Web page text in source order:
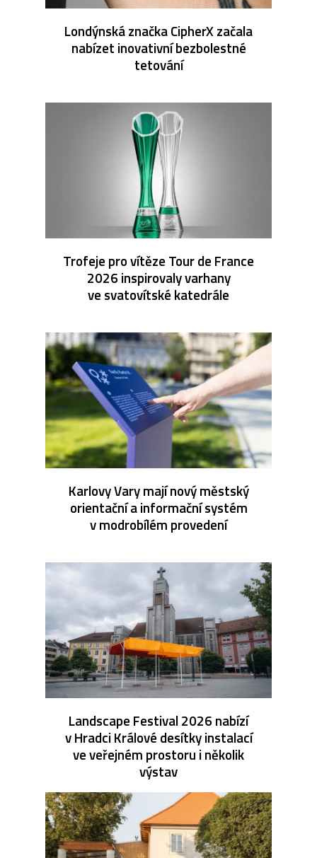
Londýnská značka CipherX začala
nabízet inovativní bezbolestné
tetování
Trofeje pro vítěze Tour de France
2026 inspirovaly varhany
ve svatovítské katedrále
Karlovy Vary mají nový městský
orientační a informační systém
v modrobílém provedení
Landscape Festival 2026 nabízí
v Hradci Králové desítky instalací
ve veřejném prostoru i několik
výstav